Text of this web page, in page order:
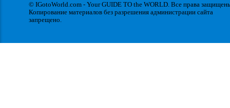
© IGotoWorld.com - Your GUIDE TO the WORLD. Все права
Копирование материалов без разрешения администрации сайта
запрещено.